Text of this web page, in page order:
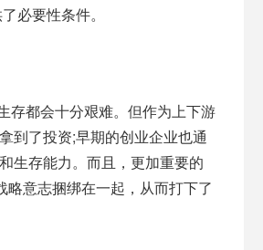
必要性条件。
存都会十分艰难。但作为上下游
到了投资;早期的创业企业也通
生存能力。而且，更加重要的
意志捆绑在一起，从而打下了